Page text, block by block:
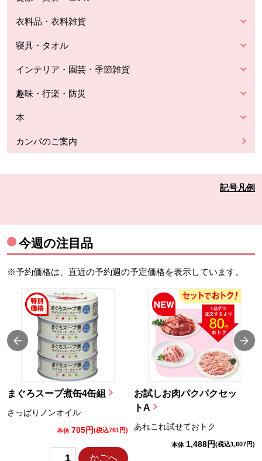
衣料品・衣料雑貨
寝具・タオル
インテリア・園芸・季節雑貨
趣味・行楽・防災
本
カンパのご案内
記号凡例
今週の注目品
※予約価格は、直近の予約週の予定価格を表示しています。
まぐろスープ煮缶4缶組
さっぱりノンオイル
本体 705円(税込761円)
かごへ
お試しお肉パクパクセッ
トA
あれこれ試せておトク
本体 1,488円(税込1,607円)